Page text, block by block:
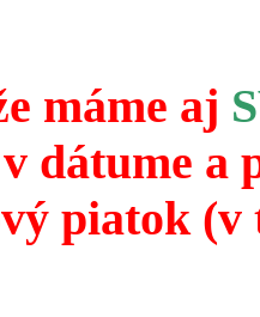
máme aj
dátume a
piatok